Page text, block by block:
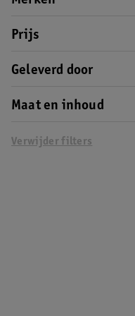
Prijs
Geleverd door
Maat en inhoud
Verwijder filters